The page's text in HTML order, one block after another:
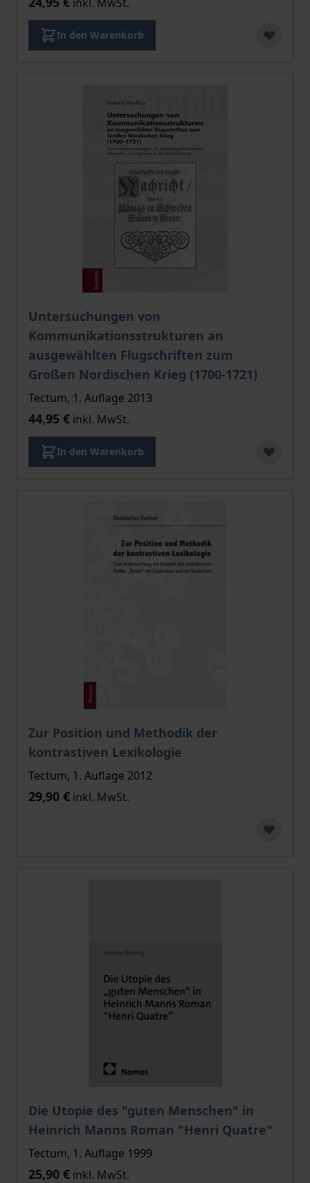
In den Warenkorb
Untersuchungen von
Kommunikationsstrukturen an
ausgewählten Flugschriften zum
Großen Nordischen Krieg (1700-1721)
Tectum, 1. Auflage 2013
44,95 € inkl. MwSt.
In den Warenkorb
Zur Position und Methodik der
kontrastiven Lexikologie
Tectum, 1. Auflage 2012
29,90 € inkl. MwSt.
Die Utopie des "guten Menschen" in
Heinrich Manns Roman "Henri Quatre"
Tectum, 1. Auflage 1999
25,90 € inkl. MwSt.